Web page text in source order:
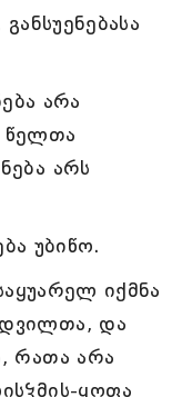
არა
წელთა
არს
უბიწო.
იქმნა
და
რათა არა
ყოფა